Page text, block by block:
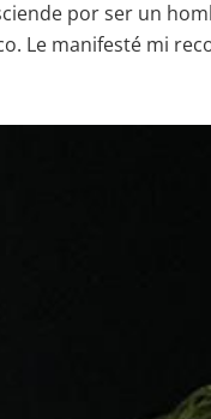
por ser un
Le manifesté mi